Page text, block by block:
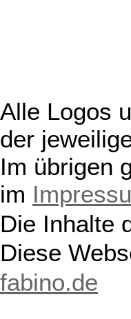
Alle Logos
der
Im übrigen
im
Die Inhalte
Diese
fabino.de